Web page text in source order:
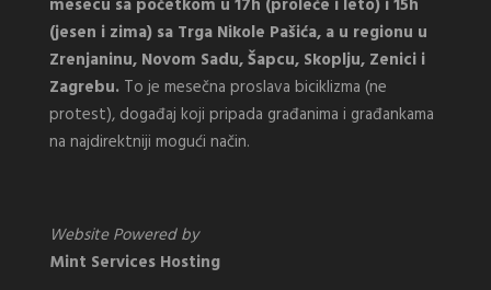
mesecu sa početkom u 17h (proleće i leto) i 15h
(jesen i zima) sa Trga Nikole Pašića, a u regionu u
Zrenjaninu, Novom Sadu, Šapcu, Skoplju, Zenici i
Zagrebu. To je mesečna proslava biciklizma (ne
protest), događaj koji pripada građanima i građankama
na najdirektniji mogući način.
Website Powered by
Mint Services Hosting